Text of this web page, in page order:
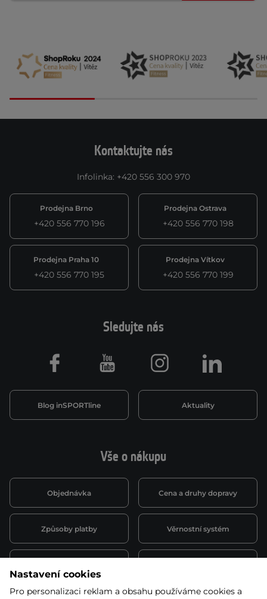
Kontaktujte nás
Infolinka: +420 556 300 970
Prodejna Brno
+420 556 770 196
Prodejna Ostrava
+420 556 770 198
Prodejna Praha 10
+420 556 770 195
Prodejna Vítkov
+420 556 770 199
Vše o nákupu
Objednávka Cena a druhy dopravy
Způsoby platby Věrnostní systém
Půjčovna
Sledujte nás
Blog inSPORTline Aktuality
Facebook Youtube Instagram LinkedIn
Nastavení cookies
Pro personalizaci reklam a obsahu používáme cookies a